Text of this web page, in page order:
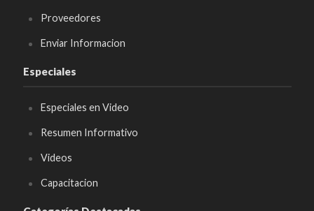
Proveedores
Enviar Informacion
Especiales
Especiales en Video
Resumen Informativo
Videos
Capacitacion